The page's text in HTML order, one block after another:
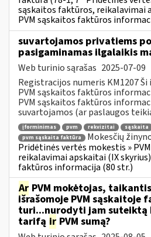
sąskaitos faktūros, reikalavimai
PVM sąskaitos faktūros
suvartojamos privatiems
pasigaminamas ilgalaikis
Web turinio sąrašas 2025-07-09
Registracijos numeris KM1207
PVM sąskaitos faktūros
PVM sąskaitos faktūros
suvartojamos (ar paslaugos
įforminimas pvm rekvizitai sąskaita
pvm sąskaita faktūra
Mokesčių
Pridėtinės vertės mokestis »
reikalavimai apskaitai (IX
faktūros informacija (80 str.)
Ar PVM mokėtojas,
išrašomoje PVM sąskaitoje
turi...nurodyti jam suteiktą
tarifą ir PVM sumą?